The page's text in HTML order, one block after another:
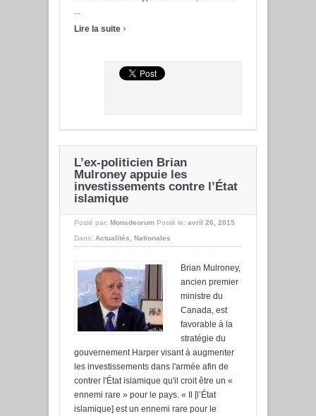
...
Lire la suite ›
L’ex-politicien Brian
Mulroney appuie les
investissements contre l’État
islamique
Posté par: Monsdeorum Posté le: avril 26, 2015
Dans: Actualités, Nationales
Brian Mulroney,
ancien premier
ministre du
Canada, est
favorable à la
stratégie du
gouvernement Harper visant à augmenter
les investissements dans l'armée afin de
contrer l'État islamique qu'il croit être un «
ennemi rare » pour le pays. « Il [l’État
islamique] est un ennemi rare pour le